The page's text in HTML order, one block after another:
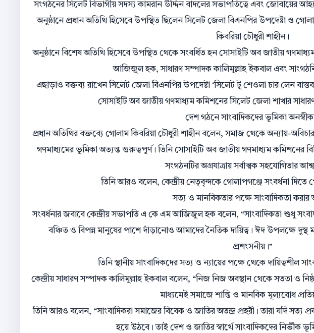
সংগঠনের সিলেট বিভাগীয় সদস্য কামরান উদ্দিন বাদলের সভাপতিত্বে এবং জোবায়ের
অনুষ্ঠানে প্রধান অতিথি হিসেবে উপস্থিত ছিলেন সিলেট জেলা বিএনপির উপদেষ্টা ও
কিবরিয়া চৌধুরী শাহীন।
অনুষ্ঠানে বিশেষ অতিথি হিসেবে উপস্থিত থেকে সংবর্ধিত হন সোসাইটি অব জাতীয়
আজিজুল হক, সাধারণ সম্পাদক কালিমুল্লাহ ইকবাল এবং
এছাড়াও বক্তব্য রাখেন সিলেট জেলা বিএনপির উপদেষ্টা ‘সিলেট টু শেওলা চার লেন
সোসাইটি অব জাতীয় গণমাধ্যম কমিশনের সিলেট জেলা শাখার
দেশ গঠনে সাংবাদিকদের ভূমিকা
প্রধান অতিথির বক্তব্যে গোলাম কিবরিয়া চৌধুরী শাহীন বলেন, সমাজ থেকে অন্যায়-
গণমাধ্যমের ভূমিকা অত্যন্ত গুরুত্বপূর্ণ। তিনি সোসাইটি অব জাতীয় গণমাধ্যম কমিশনের
সংগঠনটির অগ্রযাত্রায় সর্বাত্মক সহযোগিতার
তিনি আরও বলেন, কেন্দ্রীয় নেতৃবৃন্দকে গোলাপগঞ্জে সংবর্ধনা দিতে
সত্য ও মানবিকতার পক্ষে সাংবাদিকতা করার
সংবর্ধনার জবাবে কেন্দ্রীয় সভাপতি এ কে এম আজিজুল হক বলেন, “সাংবাদিকতা শুধু
বঞ্চিত ও বিপন্ন মানুষের পাশে দাঁড়ানোও আমাদের নৈতিক দায়িত্ব। ঈদ উপলক্ষে দুস্থ
প্রশংসনীয়।”
তিনি স্থানীয় সাংবাদিকদের সত্য ও ন্যায়ের পক্ষে থেকে দায়িত্বশীল
কেন্দ্রীয় সাধারণ সম্পাদক কালিমুল্লাহ ইকবাল বলেন, “নিজ নিজ অবস্থান থেকে সততা ও
মাধ্যমেই সমাজে শান্তি ও মানবিক মূল্যবোধ
তিনি আরও বলেন, “সাংবাদিকরা সমাজের বিবেক ও জাতির অতন্দ্র প্রহরী। তারা যদি সত্য
হয়ে উঠবে। তাই দেশ ও জাতির স্বার্থে সাংবাদিকদের নির্ভীক